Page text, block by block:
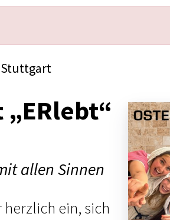
allen Sinnen
ein, sich